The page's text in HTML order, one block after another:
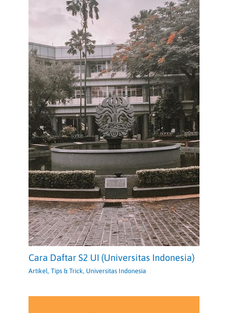
Cara Daftar S2 UI (Universitas Indonesia)
Artikel,Tips & Trick, Universitas Indonesia